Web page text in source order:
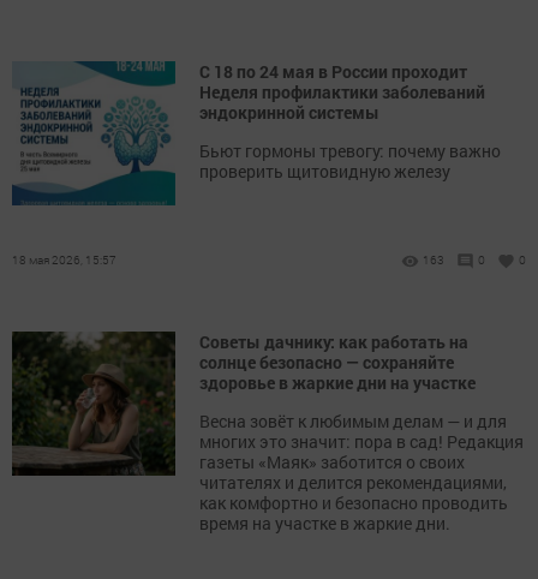
С 18 по 24 мая в России проходит
Неделя профилактики заболеваний
эндокринной системы
Бьют гормоны тревогу: почему важно
проверить щитовидную железу
18 мая 2026, 15:57 163 0 0
Советы дачнику: как работать на
солнце безопасно — сохраняйте
здоровье в жаркие дни на участке
Весна зовёт к любимым делам — и для
многих это значит: пора в сад! Редакция
газеты «Маяк» заботится о своих
читателях и делится рекомендациями,
как комфортно и безопасно проводить
время на участке в жаркие дни.